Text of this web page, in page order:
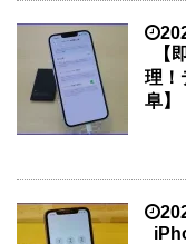
【
理！
阜】